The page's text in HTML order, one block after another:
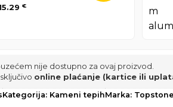
€
nije dostupno za ovaj proizvod.
online plaćanje (kartice ili
Kategorija: Kameni tepihMarka: Topstone